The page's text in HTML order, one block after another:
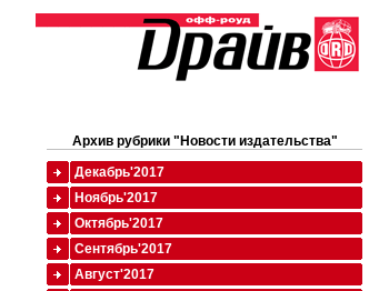
Архив рубрики "Новости издательства"
Декабрь'2017
Ноябрь'2017
Октябрь'2017
Сентябрь'2017
Август'2017